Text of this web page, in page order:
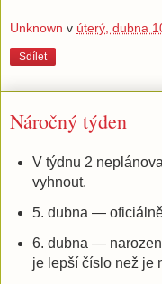
Unknown v úterý, dubna
Sdílet
Náročný týden
V týdnu 2
vyhnout.
5. dubna —
6. dubna —
je lepší číslo než je